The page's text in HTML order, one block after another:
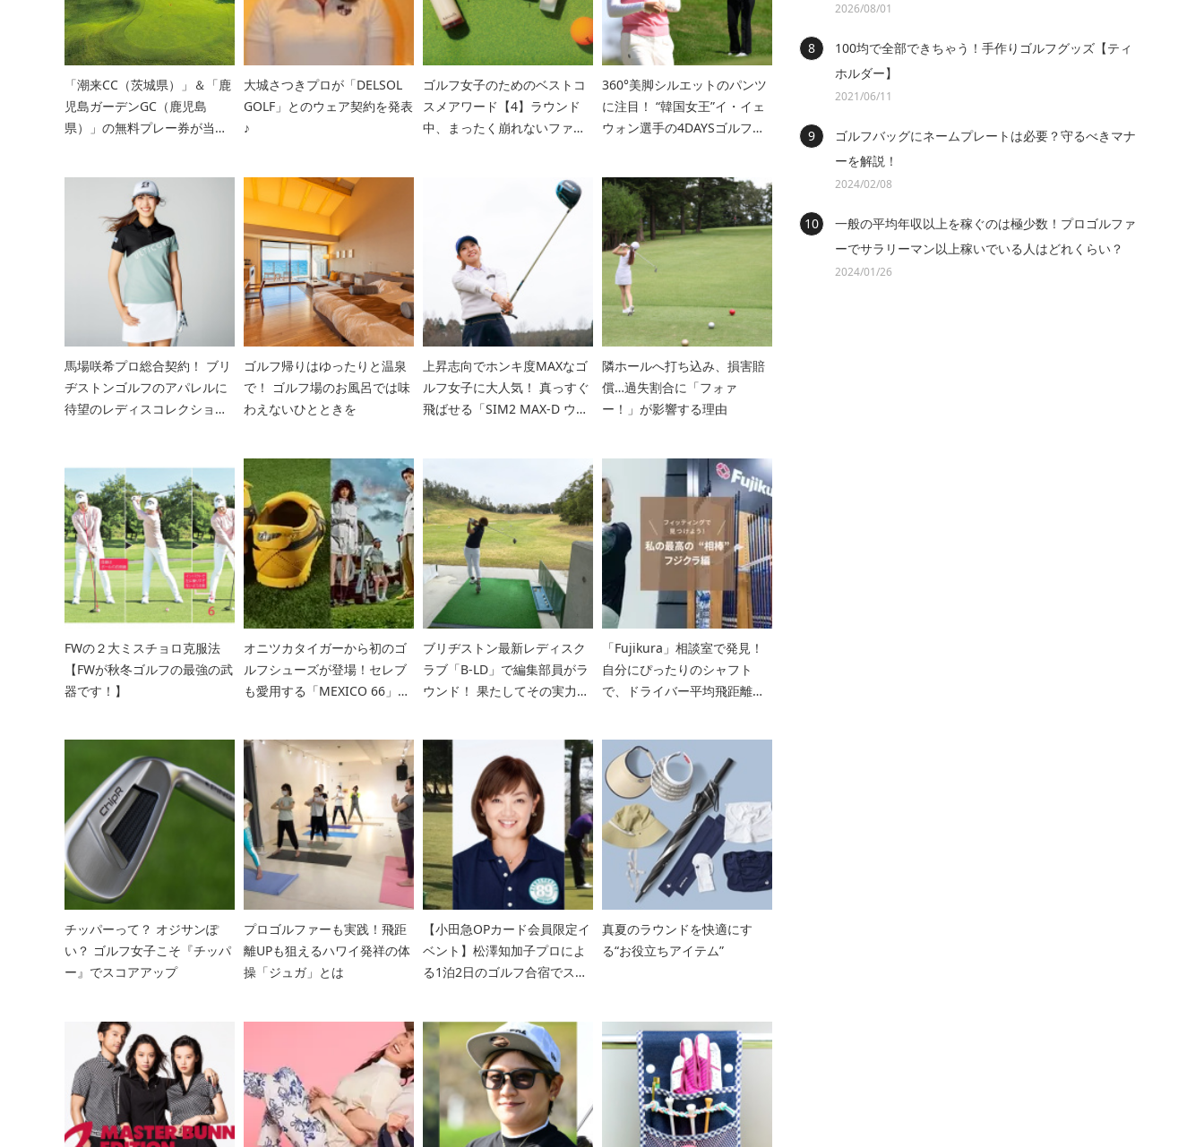
「潮来CC（茨城県）」＆「鹿
児島ガーデンGC（鹿児島
県）」の無料プレー券が当た
大城さつきプロが「DELSOL
GOLF」とのウェア契約を発表
♪
ゴルフ女子のためのベストコ
スメアワード【4】ラウンド
中、まったく崩れないファン
360°美脚シルエットのパンツ
に注目！ “韓国女王”イ・イェ
ウォン選手の4DAYSゴルフコ
馬場咲希プロ総合契約！ ブリ
ヂストンゴルフのアパレルに
待望のレディスコレクション
ちも欲しい！ ULTICORE（ア
ルティコア）
ゴルフ帰りはゆったりと温泉
で！ ゴルフ場のお風呂では味
わえないひとときを
上昇志向でホンキ度MAXなゴ
ルフ女子に大人気！ 真っすぐ
飛ばせる「SIM2 MAX-D ウィ
隣ホールへ打ち込み、損害賠
償…過失割合に「フォァ
ー！」が影響する理由
FWの２大ミスチョロ克服法
【FWが秋冬ゴルフの最強の武
器です！】
オニツカタイガーから初のゴ
ルフシューズが登場！セレブ
も愛用する「MEXICO 66」が
ブリヂストン最新レディスク
ラブ「B-LD」で編集部員がラ
ウンド！ 果たしてその実力
「Fujikura」相談室で発見！
自分にぴったりのシャフト
で、ドライバー平均飛距離
チッパーって？ オジサンぽ
い？ ゴルフ女子こそ『チッパ
ー』でスコアアップ
プロゴルファーも実践！飛距
離UPも狙えるハワイ発祥の体
操「ジュガ」とは
【小田急OPカード会員限定イ
ベント】松澤知加子プロによ
る1泊2日のゴルフ合宿でスコ
真夏のラウンドを快適にす
る“お役立ちアイテム”
2026/08/01
100均で全部できちゃう！手作りゴルフグッズ【ティ
ホルダー】
2021/06/11
ゴルフバッグにネームプレートは必要？守るべきマナ
ーを解説！
2024/02/08
一般の平均年収以上を稼ぐのは極少数！プロゴルファ
ーでサラリーマン以上稼いでいる人はどれくらい？
2024/01/26